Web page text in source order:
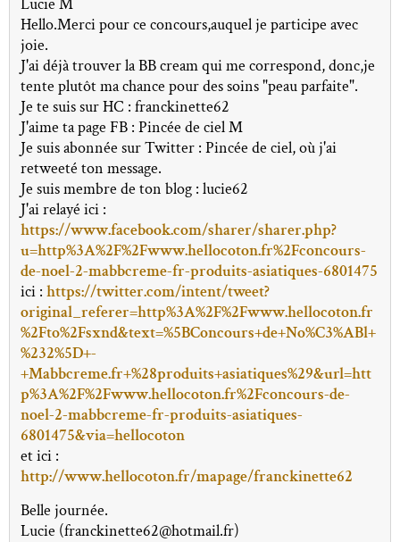
Lucie M
Hello.Merci pour ce concours,auquel je participe avec
joie.
J'ai déjà trouver la BB cream qui me correspond, donc,je
tente plutôt ma chance pour des soins "peau parfaite".
Je te suis sur HC : franckinette62
J'aime ta page FB : Pincée de ciel M
Je suis abonnée sur Twitter : Pincée de ciel, où j'ai
retweeté ton message.
Je suis membre de ton blog : lucie62
J'ai relayé ici :
https://www.facebook.com/sharer/sharer.php?
u=http%3A%2F%2Fwww.hellocoton.fr%2Fconcours-
de-noel-2-mabbcreme-fr-produits-asiatiques-6801475
ici : https://twitter.com/intent/tweet?
original_referer=http%3A%2F%2Fwww.hellocoton.fr
%2Fto%2Fsxnd&text=%5BConcours+de+No%C3%ABl+
%232%5D+-
+Mabbcreme.fr+%28produits+asiatiques%29&url=htt
p%3A%2F%2Fwww.hellocoton.fr%2Fconcours-de-
noel-2-mabbcreme-fr-produits-asiatiques-
6801475&via=hellocoton
et ici :
http://www.hellocoton.fr/mapage/franckinette62
Belle journée.
Lucie (franckinette62@hotmail.fr)